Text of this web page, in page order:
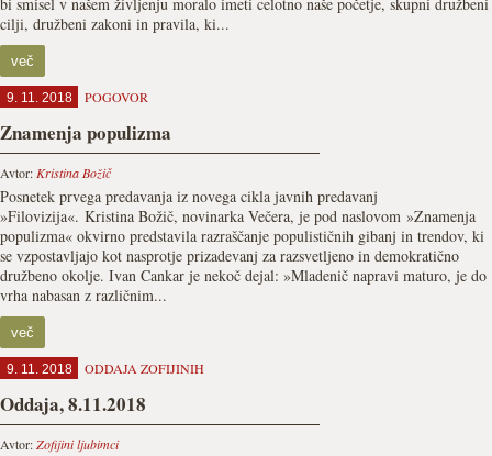
cilji, družbeni zakoni in pravila, ki...
več
9. 11. 2018 POGOVOR
Znamenja populizma
Avtor: Kristina Božič
Posnetek prvega predavanja iz novega cikla javnih predavanj
»Filovizija«. Kristina Božič, novinarka Večera, je pod naslovom »Znamenja
populizma« okvirno predstavila razraščanje populističnih gibanj in trendov, ki
se vzpostavljajo kot nasprotje prizadevanj za razsvetljeno in demokratično
družbeno okolje. Ivan Cankar je nekoč dejal: »Mladenič napravi maturo, je do
vrha nabasan z različnim...
več
9. 11. 2018 ODDAJA ZOFIJINIH
Oddaja, 8.11.2018
Avtor:Zofijini ljubimci